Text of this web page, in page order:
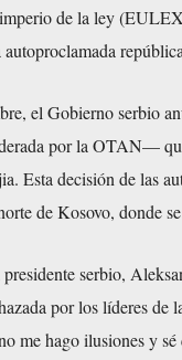
de la ley
el Gobierno serbio
por la OTAN—
Esta decisión de las
de Kosovo, donde
serbio,
por los líderes
me hago ilusiones y